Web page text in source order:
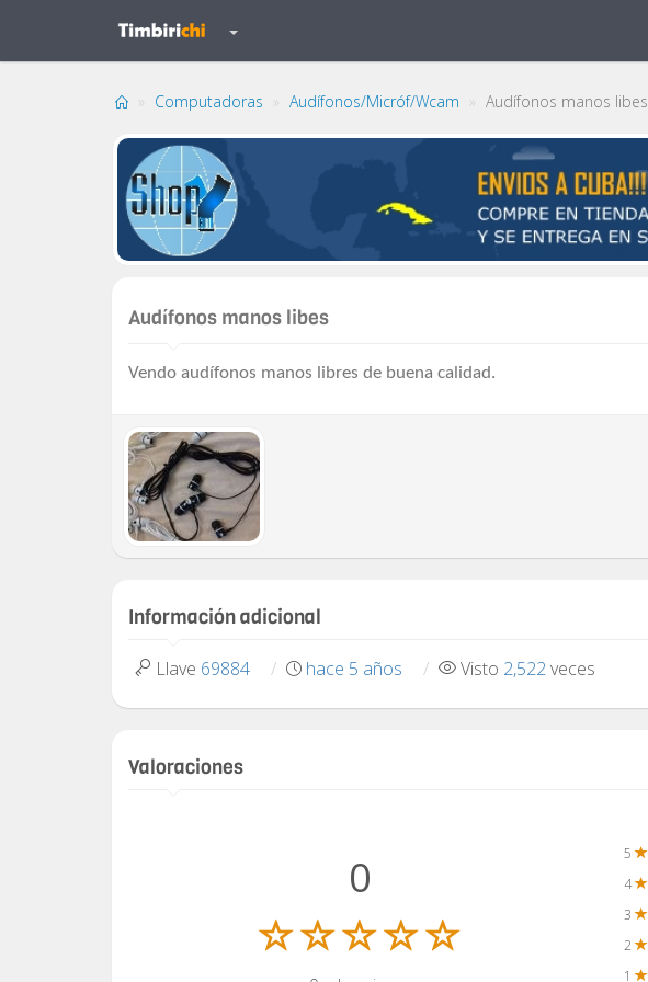
Computadoras Audífonos/Micróf/Wcam Audífonos manos libes
Audífonos manos libes
Vendo audífonos manos libres de buena calidad.
Información adicional
Llave 69884 hace 5 años Visto 2,522veces
Valoraciones
0 5
4
3
2
1